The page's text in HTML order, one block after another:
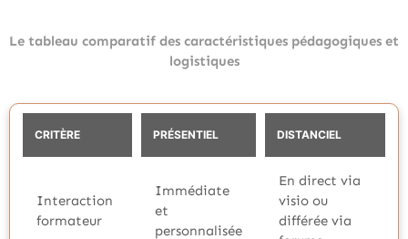
Le tableau comparatif des caractéristiques pédagogiques et
logistiques
CRITÈRE PRÉSENTIEL DISTANCIEL
Interaction
formateur
Immédiate
et
personnalisée
En direct via
visio ou
différée via